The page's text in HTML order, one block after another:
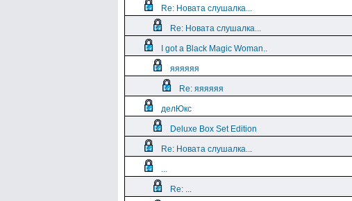
Re: Новата слушалка...
Re: Новата слушалка...
I got a Black Magic Woman..
яяяяяя
Re: яяяяяя
делЮкс
Deluxe Box Set Edition
Re: Новата слушалка...
...
Re: ...